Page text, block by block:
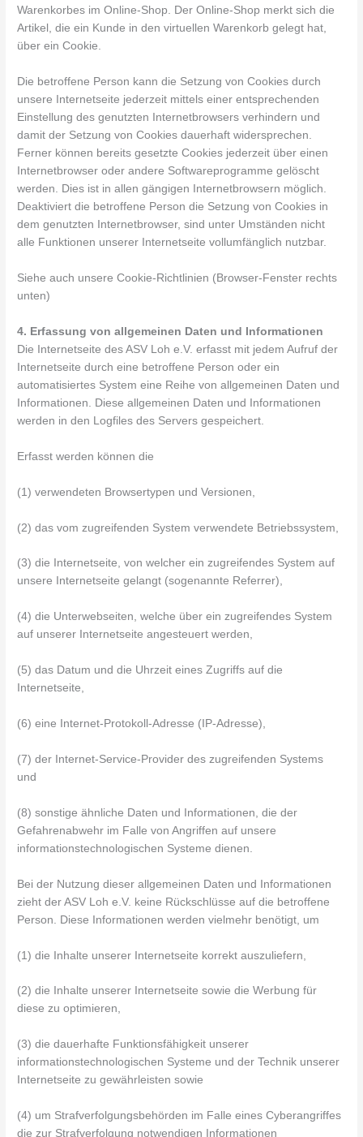
Warenkorbes im Online-Shop. Der Online-Shop merkt sich die
Artikel, die ein Kunde in den virtuellen Warenkorb gelegt hat,
über ein Cookie.
Die betroffene Person kann die Setzung von Cookies durch
unsere Internetseite jederzeit mittels einer entsprechenden
Einstellung des genutzten Internetbrowsers verhindern und
damit der Setzung von Cookies dauerhaft widersprechen.
Ferner können bereits gesetzte Cookies jederzeit über einen
Internetbrowser oder andere Softwareprogramme gelöscht
werden. Dies ist in allen gängigen Internetbrowsern möglich.
Deaktiviert die betroffene Person die Setzung von Cookies in
dem genutzten Internetbrowser, sind unter Umständen nicht
alle Funktionen unserer Internetseite vollumfänglich nutzbar.
Siehe auch unsere Cookie-Richtlinien (Browser-Fenster rechts
unten)
4. Erfassung von allgemeinen Daten und Informationen
Die Internetseite des ASV Loh e.V. erfasst mit jedem Aufruf der
Internetseite durch eine betroffene Person oder ein
automatisiertes System eine Reihe von allgemeinen Daten und
Informationen. Diese allgemeinen Daten und Informationen
werden in den Logfiles des Servers gespeichert.
Erfasst werden können die
(1) verwendeten Browsertypen und Versionen,
(2) das vom zugreifenden System verwendete Betriebssystem,
(3) die Internetseite, von welcher ein zugreifendes System auf
unsere Internetseite gelangt (sogenannte Referrer),
(4) die Unterwebseiten, welche über ein zugreifendes System
auf unserer Internetseite angesteuert werden,
(5) das Datum und die Uhrzeit eines Zugriffs auf die
Internetseite,
(6) eine Internet-Protokoll-Adresse (IP-Adresse),
(7) der Internet-Service-Provider des zugreifenden Systems
und
(8) sonstige ähnliche Daten und Informationen, die der
Gefahrenabwehr im Falle von Angriffen auf unsere
informationstechnologischen Systeme dienen.
Bei der Nutzung dieser allgemeinen Daten und Informationen
zieht der ASV Loh e.V. keine Rückschlüsse auf die betroffene
Person. Diese Informationen werden vielmehr benötigt, um
(1) die Inhalte unserer Internetseite korrekt auszuliefern,
(2) die Inhalte unserer Internetseite sowie die Werbung für
diese zu optimieren,
(3) die dauerhafte Funktionsfähigkeit unserer
informationstechnologischen Systeme und der Technik unserer
Internetseite zu gewährleisten sowie
(4) um Strafverfolgungsbehörden im Falle eines Cyberangriffes
die zur Strafverfolgung notwendigen Informationen